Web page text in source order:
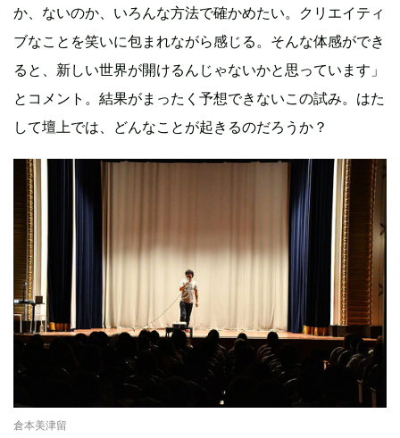
か、ないのか、いろんな方法で確かめたい。クリエイティ
ブなことを笑いに包まれながら感じる。そんな体感ができ
ると、新しい世界が開けるんじゃないかと思っています」
とコメント。結果がまったく予想できないこの試み。はた
して壇上では、どんなことが起きるのだろうか？
倉本美津留